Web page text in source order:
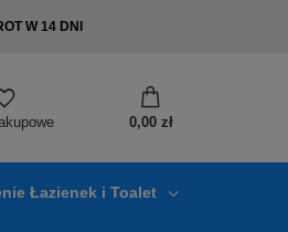
W 14 DNI
0,00 zł
Łazienek i Toalet